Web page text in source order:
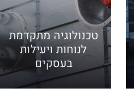
טכנולוגיה מתקדמת
לנוחות ויעילות
בעסקים